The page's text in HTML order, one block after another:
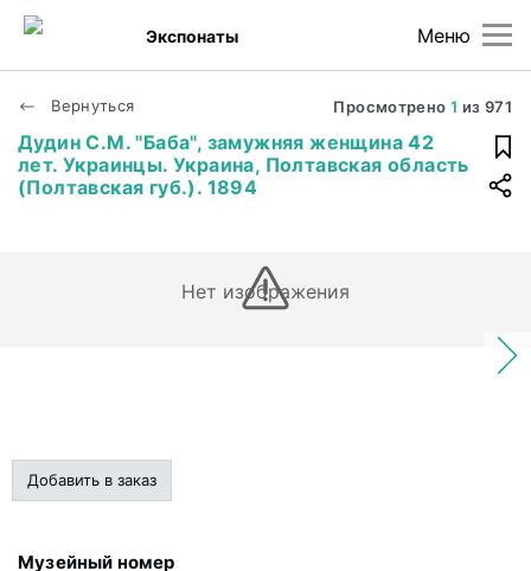
Меню
Экспонаты
Вернуться Просмотрено 1 из 971
Дудин С.М. "Баба", замужняя женщина 42
лет. Украинцы. Украина, Полтавская область
(Полтавская губ.). 1894
Нет изображения
Добавить в заказ
Музейный номер